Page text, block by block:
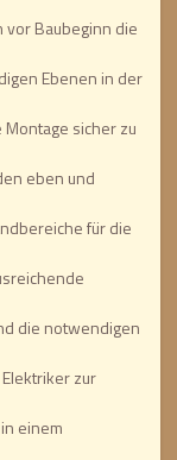
vor Baubeginn die
Ebenen in der
sicher zu
eben und
für die
die notwendigen
zur
einem